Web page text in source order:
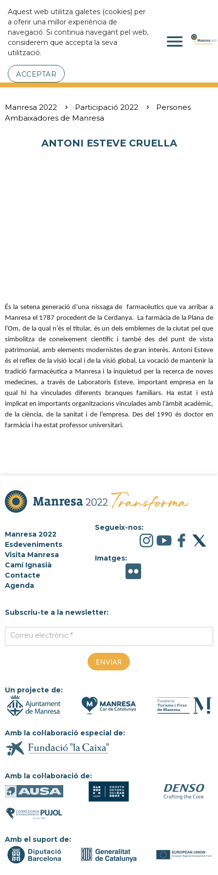
Aquest web utilitza galetes (cookies) per
a oferir una millor experiència de
navegació. Si continua navegant pel web,
considerem que accepta la seva
utilització.
ACCEPTAR
menu
Manresa 2022 Participació 2022
Persones
Ambaixadores de Manresa
ANTONI ESTEVE CRUELLA
És la setena generació d’una nissaga de farmacèutics que va arribar a
Manresa el 1787 procedent de la Cerdanya. La farmàcia de la Plana de
l’Om, de la qual n’és el titular, és un dels emblemes de la ciutat pel que
simbolitza de coneixement científic i també des del punt de vista
patrimonial, amb elements modernistes de gran interès. Antoni Esteve
és el reflex de la visió local i de la visió global. La vocació de mantenir la
tradició farmacèutica a Manresa i la inquietud per la recerca de noves
medecines, a través de Laboratoris Esteve, important empresa en la
qual hi ha vinculades diferents branques familiars. Ha estat i està
implicat en importants organitzacions vinculades amb l’àmbit acadèmic,
de la ciència, de la sanitat i de l’empresa. Des del 1990 és doctor en
farmàcia i ha estat professor universitari.
Manresa 2022
Esdeveniments
Visita Manresa
Camí Ignasià
Contacte
Agenda
Segueix-nos:
Imatges:
Subscriu-te a la newsletter:
Correu electrònic *
Un projecte de:
Amb la col·laboració especial de:
Amb la col·laboració de:
Amb el suport de: